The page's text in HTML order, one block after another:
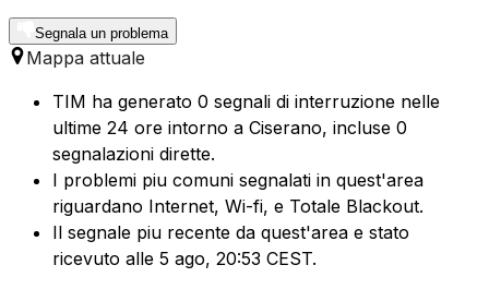
Segnala un problema
Mappa attuale
TIM ha generato 0 segnali di interruzione nelle
ultime 24 ore intorno a Ciserano, incluse 0
segnalazioni dirette.
I problemi piu comuni segnalati in quest'area
riguardano Internet, Wi-fi, e Totale Blackout.
Il segnale piu recente da quest'area e stato
ricevuto alle 5 ago, 20:53 CEST.